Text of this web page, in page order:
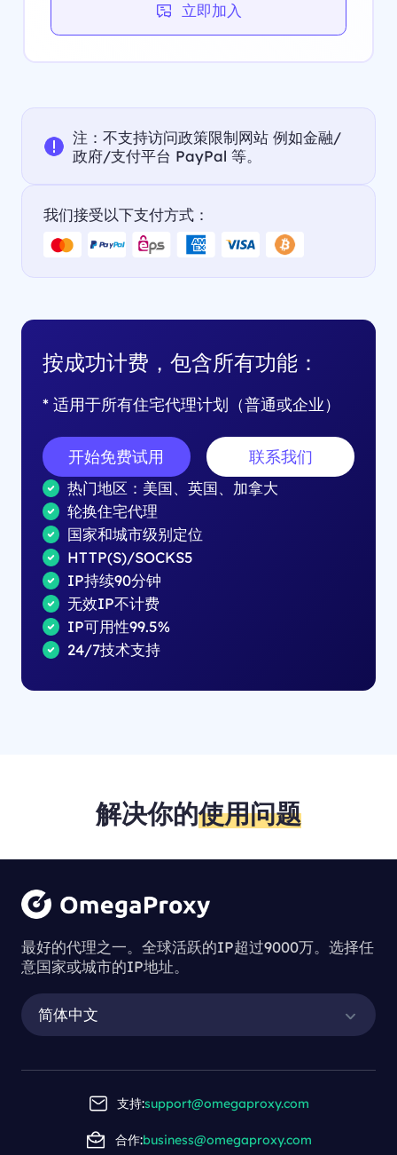
立即加入
注：不支持访问政策限制网站 例如金融/
政府/支付平台 PayPal 等。
我们接受以下支付方式：
按成功计费，包含所有功能：
* 适用于所有住宅代理计划（普通或企业）
开始免费试用 联系我们
热门地区：美国、英国、加拿大
轮换住宅代理
国家和城市级别定位
HTTP(S)/SOCKS5
IP持续90分钟
无效IP不计费
IP可用性99.5%
24/7技术支持
解决你的使用问题
最好的代理之一。全球活跃的IP超过9000万。选择任
意国家或城市的IP地址。
简体中文
支持:support@omegaproxy.com
合作:business@omegaproxy.com